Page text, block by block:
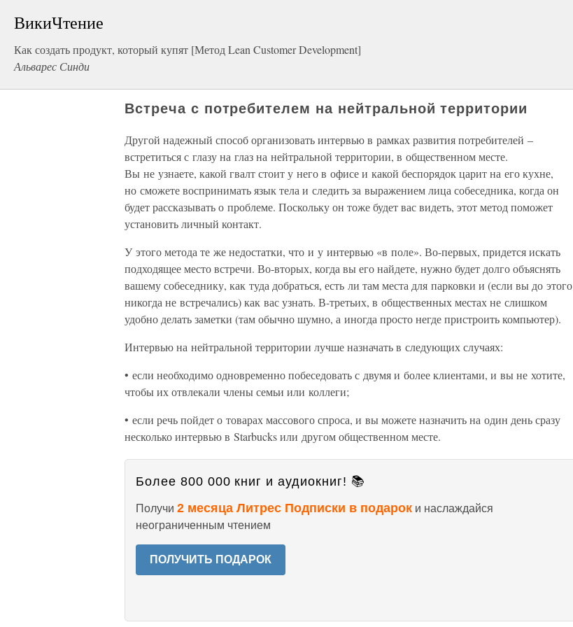
ВикиЧтение
Как создать продукт, который купят [Метод Lean Customer Development]
Альварес Синди
Встреча с потребителем на нейтральной территории
Другой надежный способ организовать интервью в рамках развития потребителей –
встретиться с глазу на глаз на нейтральной территории, в общественном месте.
Вы не узнаете, какой гвалт стоит у него в офисе и какой беспорядок царит на его кухне,
но сможете воспринимать язык тела и следить за выражением лица собеседника, когда он
будет рассказывать о проблеме. Поскольку он тоже будет вас видеть, этот метод поможет
установить личный контакт.
У этого метода те же недостатки, что и у интервью «в поле». Во-первых, придется искать
подходящее место встречи. Во-вторых, когда вы его найдете, нужно будет долго объяснять
вашему собеседнику, как туда добраться, есть ли там места для парковки и (если вы до этого
никогда не встречались) как вас узнать. В-третьих, в общественных местах не слишком
удобно делать заметки (там обычно шумно, а иногда просто негде пристроить компьютер).
Интервью на нейтральной территории лучше назначать в следующих случаях:
• если необходимо одновременно побеседовать с двумя и более клиентами, и вы не хотите,
чтобы их отвлекали члены семьи или коллеги;
• если речь пойдет о товарах массового спроса, и вы можете назначить на один день сразу
несколько интервью в Starbucks или другом общественном месте.
Более 800 000 книг и аудиокниг! 📚
Получи 2 месяца Литрес Подписки в подарок и наслаждайся
неограниченным чтением
ПОЛУЧИТЬ ПОДАРОК